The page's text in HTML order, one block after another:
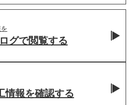
グで閲覧する
情報を確認する